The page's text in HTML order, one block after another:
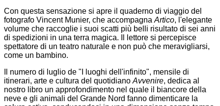
Con questa sensazione si apre il quaderno di viaggio del
fotografo Vincent Munier, che accompagna Artico, l'elegante
volume che raccoglie i suoi scatti più belli risultato di sei anni
di spedizioni in una terra magica. Il lettore si percepisce
spettatore di un teatro naturale e non può che meravigliarsi,
come un bambino.
Il numero di luglio de "I luoghi dell'infinito", mensile di
itinerari, arte e cultura del quotidiano Avvenire, dedica al
nostro libro un approfondimento nel quale il biancore della
neve e gli animali del Grande Nord fanno dimenticare la